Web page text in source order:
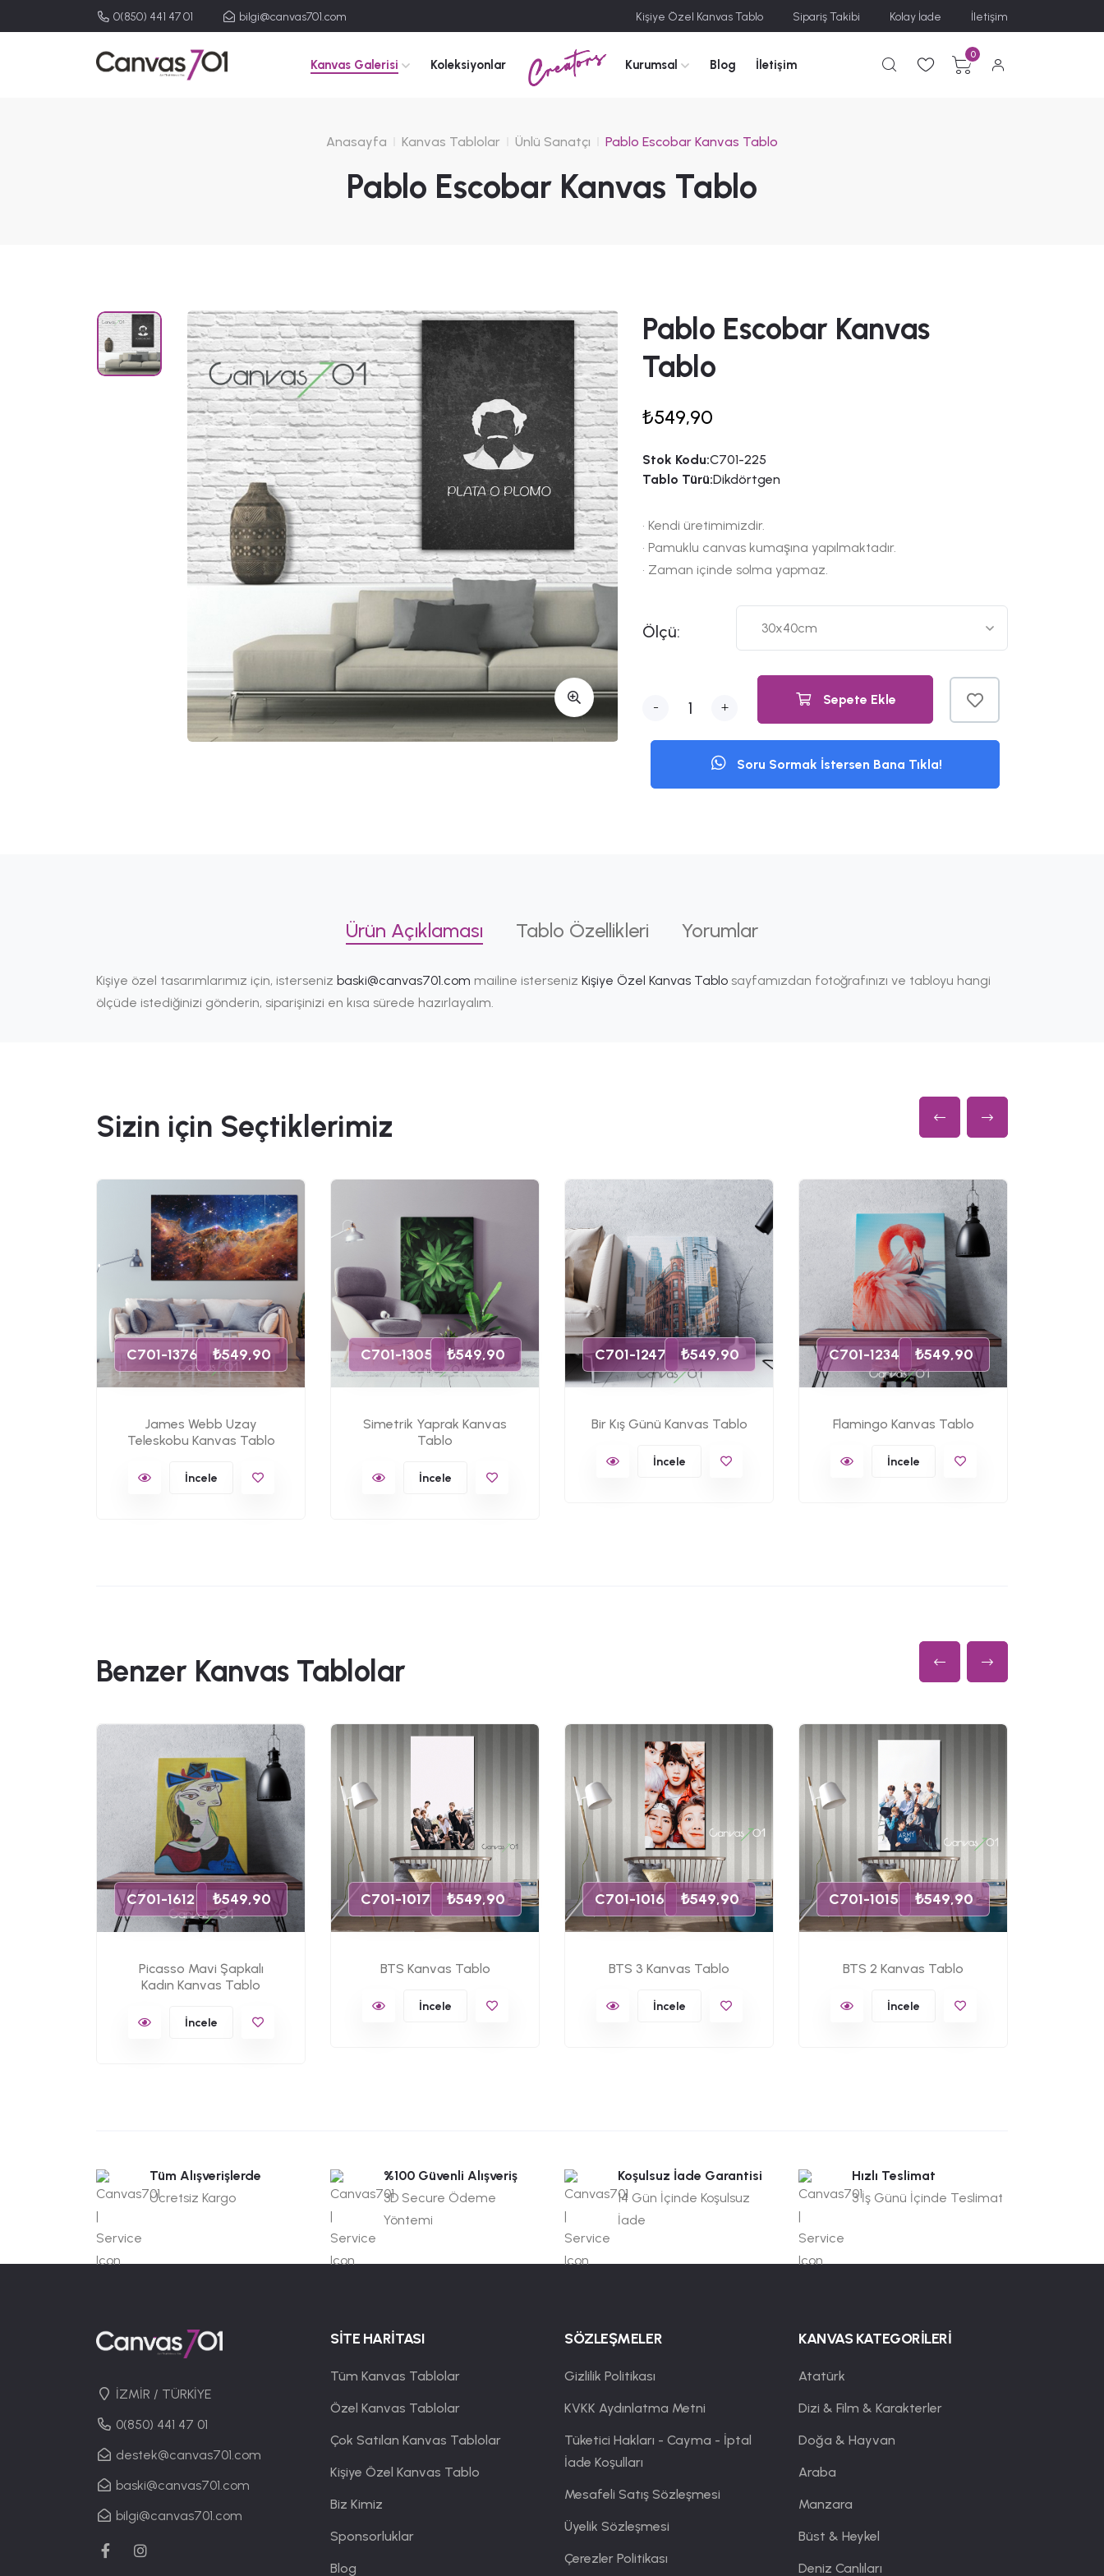
0(850) 441 47 01 bilgi@canvas701.com Kişiye Özel Kanvas Tablo Sipariş Takibi Kolay İade İletişim
Kanvas Galerisi Koleksiyonlar Creators Kurumsal Blog İletişim
0
Anasayfa Kanvas Tablolar Ünlü Sanatçı Pablo Escobar Kanvas Tablo
Pablo Escobar Kanvas Tablo
Pablo Escobar Kanvas
Tablo
₺549,90
Stok Kodu:C701-225
Tablo Türü:Dikdörtgen
• Kendi üretimimizdir.
• Pamuklu canvas kumaşına yapılmaktadır.
• Zaman içinde solma yapmaz.
Ölçü:
- + Sepete Ekle
Soru Sormak İstersen Bana Tıkla!
Ürün Açıklaması Tablo Özellikleri Yorumlar
Kişiye özel tasarımlarımız için, isterseniz baski@canvas701.com mailine isterseniz Kişiye Özel Kanvas Tablo sayfamızdan fotoğrafınızı ve tabloyu hangi
ölçüde istediğinizi gönderin, siparişinizi en kısa sürede hazırlayalım.
Sizin için Seçtiklerimiz
C701-1376 ₺549,90
James Webb Uzay
Teleskobu Kanvas Tablo
İncele
C701-1305 ₺549,90
Simetrik Yaprak Kanvas
Tablo
İncele
C701-1247 ₺549,90
Bir Kış Günü Kanvas Tablo
İncele
C701-1234 ₺549,90
Flamingo Kanvas Tablo
İncele
Benzer Kanvas Tablolar
C701-1612 ₺549,90
Picasso Mavi Şapkalı
Kadın Kanvas Tablo
İncele
C701-1017 ₺549,90
BTS Kanvas Tablo
İncele
C701-1016 ₺549,90
BTS 3 Kanvas Tablo
İncele
C701-1015 ₺549,90
BTS 2 Kanvas Tablo
İncele
Tüm Alışverişlerde
Ücretsiz Kargo
%100 Güvenli Alışveriş
3D Secure Ödeme
Yöntemi
Koşulsuz İade Garantisi
14 Gün İçinde Koşulsuz
İade
Hızlı Teslimat
3 İş Günü İçinde Teslimat
İZMİR / TÜRKİYE
0(850) 441 47 01
destek@canvas701.com
baski@canvas701.com
bilgi@canvas701.com
SİTE HARİTASI
Tüm Kanvas Tablolar
Özel Kanvas Tablolar
Çok Satılan Kanvas Tablolar
Kişiye Özel Kanvas Tablo
Biz Kimiz
Sponsorluklar
Blog
SÖZLEŞMELER
Gizlilik Politikası
KVKK Aydınlatma Metni
Tüketici Hakları - Cayma - İptal
İade Koşulları
Mesafeli Satış Sözleşmesi
Üyelik Sözleşmesi
Çerezler Politikası
KANVAS KATEGORİLERİ
Atatürk
Dizi & Film & Karakterler
Doğa & Hayvan
Araba
Manzara
Büst & Heykel
Deniz Canlıları